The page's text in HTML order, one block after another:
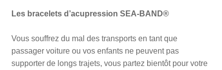
Les bracelets d’acupression SEA-BAND®
Vous souffrez du mal des transports en tant que
passager voiture ou vos enfants ne peuvent pas
supporter de longs trajets, vous partez bientôt pour votre